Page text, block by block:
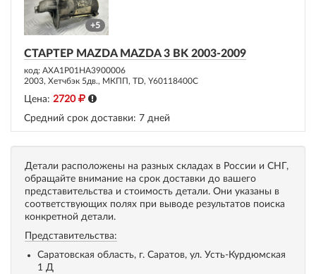
+5
СТАРТЕР MAZDA MAZDA 3 BK 2003-2009
код: AXA1P01HA3900006
2003, Хетчбэк 5дв., МКПП, TD, Y60118400C
Цена: 2720
Средний срок доставки: 7 дней
Детали расположены на разных складах в России и СНГ,
обращайте внимание на срок доставки до вашего
представительства и стоимость детали. Они указаны в
соответствующих полях при выводе результатов поиска
конкретной детали.
Представительства:
Саратовская область, г. Саратов, ул. Усть-Курдюмская
1 Д